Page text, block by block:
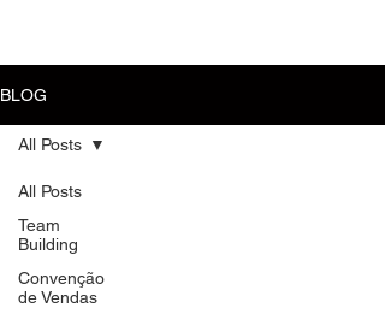
BLOG
All Posts
Team
Building
Convenção
de Vendas
All Posts